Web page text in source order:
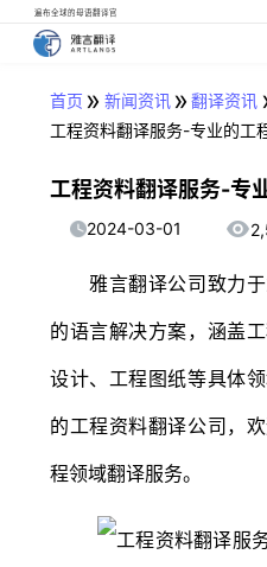
遍布全球的母语翻译官
首页 » 新闻资讯» 翻译资讯
工程资料翻译服务-专业的工
工程资料翻译服务-专
2024-03-01
雅言翻译公司致力于
的语言解决方案，涵盖
设计、工程图纸等具体
的工程资料翻译公司，
程领域翻译服务。